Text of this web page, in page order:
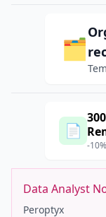
🗂️
📄
-
Data Analyst
Peroptyx